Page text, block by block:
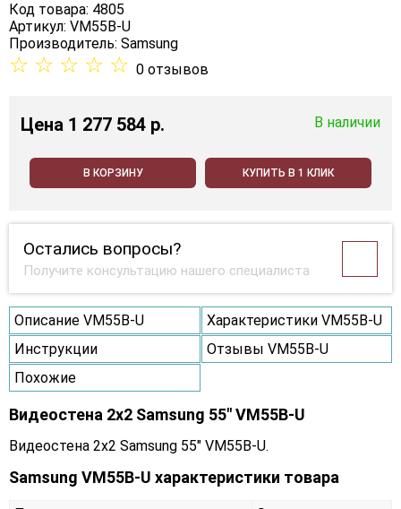
Код товара: 4805
Артикул: VM55B-U
Производитель: Samsung
☆ ☆ ☆ ☆ ☆ 0 отзывов
Цена 1 277 584 p. В наличии
В КОРЗИНУ КУПИТЬ В 1 КЛИК
Остались вопросы?
Получите консультацию нашего специалиста
Описание VM55B-U
Характеристики VM55B-U
Инструкции
Отзывы VM55B-U
Похожие
Видеостена 2x2 Samsung 55" VM55B-U
Видеостена 2x2 Samsung 55" VM55B-U.
Samsung VM55B-U характеристики товара